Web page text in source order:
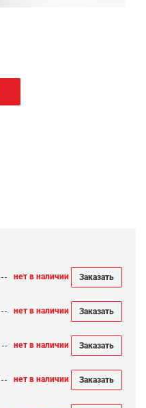
нет в наличии Заказать
нет в наличии Заказать
нет в наличии Заказать
нет в наличии Заказать